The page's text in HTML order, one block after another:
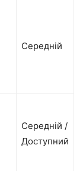
Середній
Середній /
Доступний